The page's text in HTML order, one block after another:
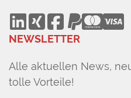
NEWSLETTER
Alle aktuellen News,
tolle Vorteile!